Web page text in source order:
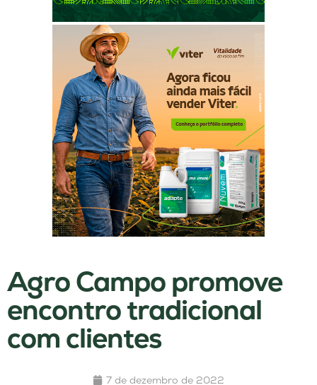
Agro Campo promove
encontro tradicional
com clientes
7 de dezembro de 2022